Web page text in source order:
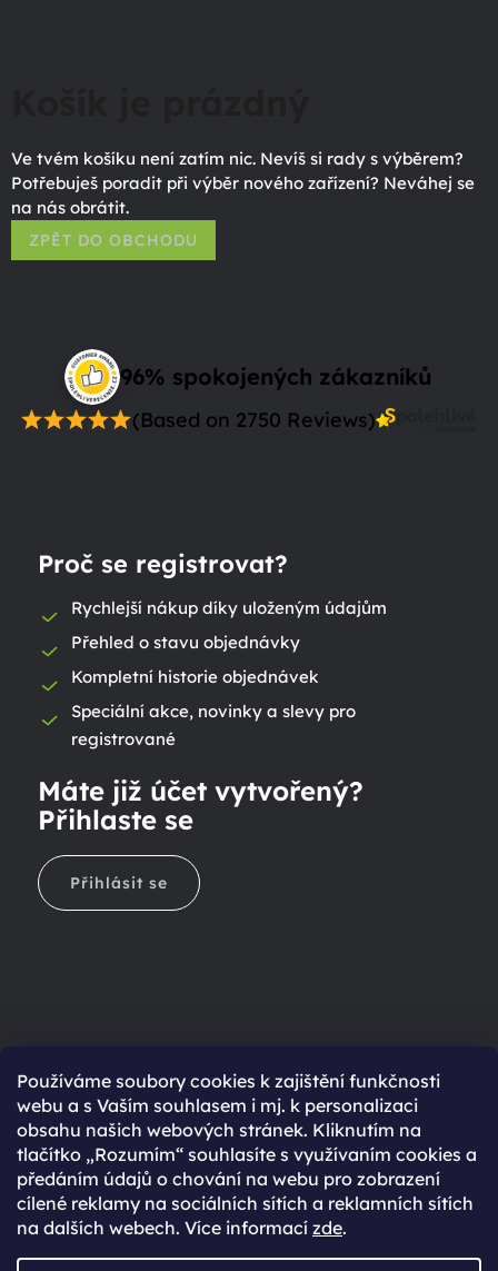
Používáme soubory cookies k zajištění funkčnosti
webu a s Vaším souhlasem i mj. k personalizaci
obsahu našich webových stránek. Kliknutím na
tlačítko „Rozumím“ souhlasíte s využívaním cookies a
předáním údajů o chování na webu pro zobrazení
cílené reklamy na sociálních sítích a reklamních sítích
na dalších webech. Více informací zde.
Ve tvém košíku není zatím nic. Nevíš si rady s výběrem?
Potřebuješ poradit při výběr nového zařízení? Neváhej se
na nás obrátit.
ZPĚT DO OBCHODU
96% spokojených zákazníků
(Based on 2750 Reviews)
Proč se registrovat?
Rychlejší nákup díky uloženým údajům
Přehled o stavu objednávky
Kompletní historie objednávek
Speciální akce, novinky a slevy pro
registrované
Máte již účet vytvořený?
Přihlaste se
Přihlásit se
Ještě nemáte účet?
Rychlejší nákup díky uloženým údajům
Přehled o stavu objednávky
Kompletní historie objednávek
Speciální akce, novinky a slevy pro registrované